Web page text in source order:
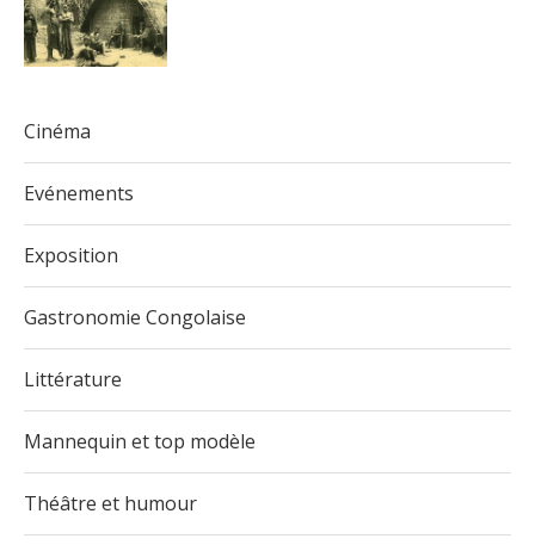
Cinéma
Evénements
Exposition
Gastronomie Congolaise
Littérature
Mannequin et top modèle
Théâtre et humour